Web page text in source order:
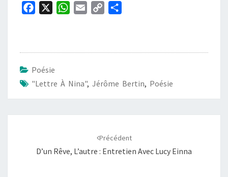
o
o
k
W
p
p
n
k
e
r
Poésie
"Lettre À Nina", Jérôme Bertin, Poésie
Précédent
D’un Rêve, L’autre : Entretien Avec Lucy Einna